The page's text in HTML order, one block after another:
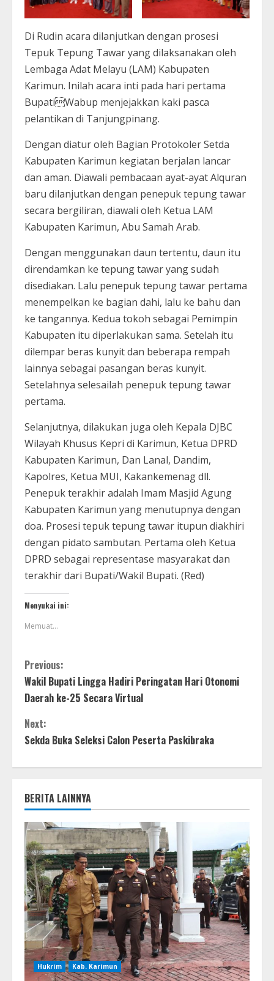
Di Rudin acara dilanjutkan dengan prosesi
Tepuk Tepung Tawar yang dilaksanakan oleh
Lembaga Adat Melayu (LAM) Kabupaten
Karimun. Inilah acara inti pada hari pertama
BupatiWabup menjejakkan kaki pasca
pelantikan di Tanjungpinang.
Dengan diatur oleh Bagian Protokoler Setda
Kabupaten Karimun kegiatan berjalan lancar
dan aman. Diawali pembacaan ayat-ayat Alquran
baru dilanjutkan dengan penepuk tepung tawar
secara bergiliran, diawali oleh Ketua LAM
Kabupaten Karimun, Abu Samah Arab.
Dengan menggunakan daun tertentu, daun itu
direndamkan ke tepung tawar yang sudah
disediakan. Lalu penepuk tepung tawar pertama
menempelkan ke bagian dahi, lalu ke bahu dan
ke tangannya. Kedua tokoh sebagai Pemimpin
Kabupaten itu diperlakukan sama. Setelah itu
dilempar beras kunyit dan beberapa rempah
lainnya sebagai pasangan beras kunyit.
Setelahnya selesailah penepuk tepung tawar
pertama.
Selanjutnya, dilakukan juga oleh Kepala DJBC
Wilayah Khusus Kepri di Karimun, Ketua DPRD
Kabupaten Karimun, Dan Lanal, Dandim,
Kapolres, Ketua MUI, Kakankemenag dll.
Penepuk terakhir adalah Imam Masjid Agung
Kabupaten Karimun yang menutupnya dengan
doa. Prosesi tepuk tepung tawar itupun diakhiri
dengan pidato sambutan. Pertama oleh Ketua
DPRD sebagai representase masyarakat dan
terakhir dari Bupati/Wakil Bupati. (Red)
Menyukai ini:
Memuat...
Previous:
Wakil Bupati Lingga Hadiri Peringatan Hari Otonomi
Daerah ke-25 Secara Virtual
Next:
Sekda Buka Seleksi Calon Peserta Paskibraka
BERITA LAINNYA
Hukrim Kab. Karimun